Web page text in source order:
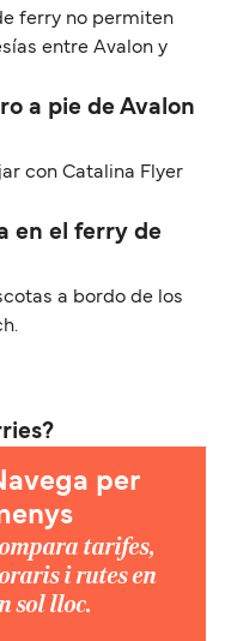
ferry no permiten
entre Avalon y
a pie de Avalon
con Catalina Flyer
en el ferry de
a bordo de los
per
tarifes,
i rutes en
sol lloc.